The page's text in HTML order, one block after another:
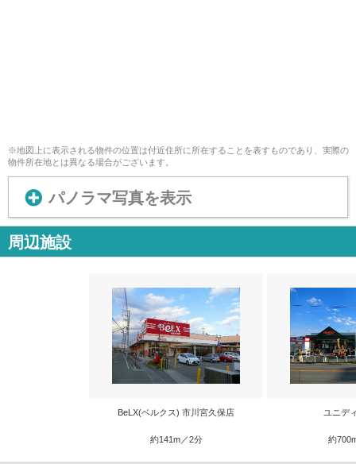
※地図上に表示される物件の位置は付近住所に所在することを表すものであり、実際の
物件所在地とは異なる場合がございます。
パノラマ写真を表示
周辺施設
BeLX(ベルクス) 市川宮久保店
約141m／2分
ユニデ
約